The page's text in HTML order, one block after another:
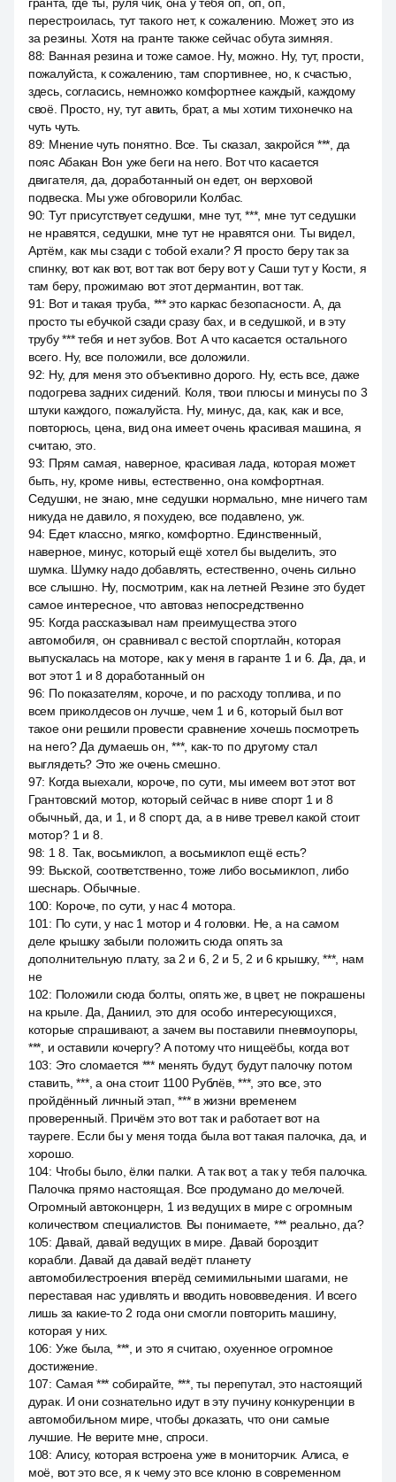
перестроилась, тут такого нет, к сожалению. Может, это из
за резины. Хотя на гранте также сейчас обута зимняя.
88: Ванная резина и тоже самое. Ну, можно. Ну, тут, прости,
пожалуйста, к сожалению, там спортивнее, но, к счастью,
здесь, согласись, немножко комфортнее каждый, каждому
своё. Просто, ну, тут авить, брат, а мы хотим тихонечко на
чуть чуть.
89: Мнение чуть понятно. Все. Ты сказал, закройся ***, да
пояс Абакан Вон уже беги на него. Вот что касается
двигателя, да, доработанный он едет, он верховой
подвеска. Мы уже обговорили Колбас.
90: Тут присутствует седушки, мне тут, ***, мне тут седушки
не нравятся, седушки, мне тут не нравятся они. Ты видел,
Артём, как мы сзади с тобой ехали? Я просто беру так за
спинку, вот как вот, вот так вот беру вот у Саши тут у Кости, я
там беру, прожимаю вот этот дермантин, вот так.
91: Вот и такая труба, *** это каркас безопасности. А, да
просто ты ебучкой сзади сразу бах, и в седушкой, и в эту
трубу *** тебя и нет зубов. Вот. А что касается остального
всего. Ну, все положили, все доложили.
92: Ну, для меня это объективно дорого. Ну, есть все, даже
подогрева задних сидений. Коля, твои плюсы и минусы по 3
штуки каждого, пожалуйста. Ну, минус, да, как, как и все,
повторюсь, цена, вид она имеет очень красивая машина, я
считаю, это.
93: Прям самая, наверное, красивая лада, которая может
быть, ну, кроме нивы, естественно, она комфортная.
Седушки, не знаю, мне седушки нормально, мне ничего там
никуда не давило, я похудею, все подавлено, уж.
94: Едет классно, мягко, комфортно. Единственный,
наверное, минус, который ещё хотел бы выделить, это
шумка. Шумку надо добавлять, естественно, очень сильно
все слышно. Ну, посмотрим, как на летней Резине это будет
самое интересное, что автоваз непосредственно
95: Когда рассказывал нам преимущества этого
автомобиля, он сравнивал с вестой спортлайн, которая
выпускалась на моторе, как у меня в гаранте 1 и 6. Да, да, и
вот этот 1 и 8 доработанный он
96: По показателям, короче, и по расходу топлива, и по
всем приколдесов он лучше, чем 1 и 6, который был вот
такое они решили провести сравнение хочешь посмотреть
на него? Да думаешь он, ***, как-то по другому стал
выглядеть? Это же очень смешно.
97: Когда выехали, короче, по сути, мы имеем вот этот вот
Грантовский мотор, который сейчас в ниве спорт 1 и 8
обычный, да, и 1, и 8 спорт, да, а в ниве тревел какой стоит
мотор? 1 и 8.
98: 1 8. Так, восьмиклоп, а восьмиклоп ещё есть?
99: Выской, соответственно, тоже либо восьмиклоп, либо
шеснарь. Обычные.
100: Короче, по сути, у нас 4 мотора.
101 : По сути, у нас 1 мотор и 4 головки. Не, а на самом
деле крышку забыли положить сюда опять за
дополнительную плату, за 2 и 6, 2 и 5, 2 и 6 крышку, ***, нам
не
102: Положили сюда болты, опять же, в цвет, не покрашены
на крыле. Да, Даниил, это для особо интересующихся,
которые спрашивают, а зачем вы поставили пневмоупоры,
***, и оставили кочергу? А потому что нищеёбы, когда вот
103: Это сломается *** менять будут, будут палочку потом
ставить, ***, а она стоит 1100 Рублёв, ***, это все, это
пройдённый личный этап, *** в жизни временем
проверенный. Причём это вот так и работает вот на
тауреге. Если бы у меня тогда была вот такая палочка, да, и
хорошо.
104: Чтобы было, ёлки палки. А так вот, а так у тебя палочка.
Палочка прямо настоящая. Все продумано до мелочей.
Огромный автоконцерн, 1 из ведущих в мире с огромным
количеством специалистов. Вы понимаете, *** реально, да?
105: Давай, давай ведущих в мире. Давай бороздит
корабли. Давай да давай ведёт планету
автомобилестроения вперёд семимильными шагами, не
переставая нас удивлять и вводить нововведения. И всего
лишь за какие-то 2 года они смогли повторить машину,
которая у них.
106: Уже была, ***, и это я считаю, охуенное огромное
достижение.
107: Самая *** собирайте, ***, ты перепутал, это настоящий
дурак. И они сознательно идут в эту пучину конкуренции в
автомобильном мире, чтобы доказать, что они самые
лучшие. Не верите мне, спроси.
108: Алису, которая встроена уже в мониторчик. Алиса, е
моё, вот это все, я к чему это все клоню в современном